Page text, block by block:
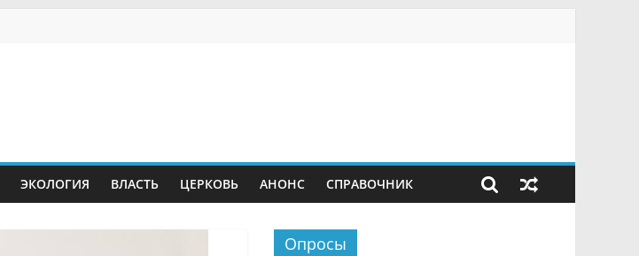
ЭКОЛОГИЯ ВЛАСТЬ ЦЕРКОВЬ АНОНС СПРАВОЧНИК
Опросы